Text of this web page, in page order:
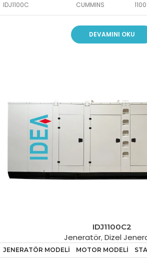
IDJ1100C CUMMINS 1100
DEVAMINI OKU
IDJ1100C2
Jeneratör,Dizel
JENERATÖR MODELİ MOTOR MODELİ